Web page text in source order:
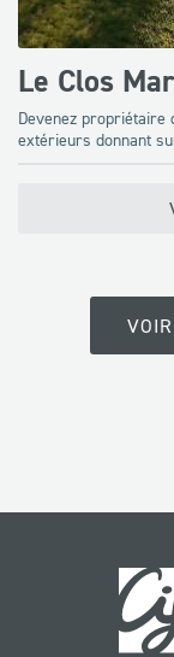
Le Clos
Devenez propriétaire
extérieurs donnant